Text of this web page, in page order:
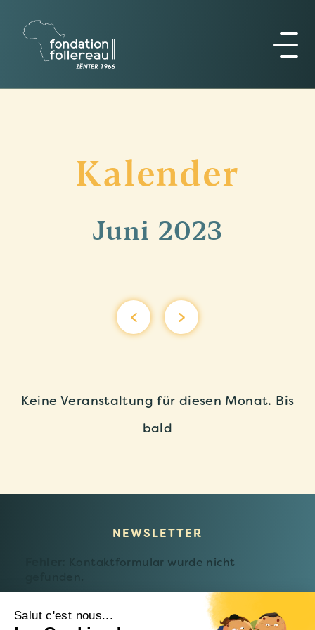
Kalender
Juni 2023
Keine Veranstaltung für diesen Monat. Bis
bald
NEWSLETTER
Kontaktformular wurde nicht
Salut c'est nous...